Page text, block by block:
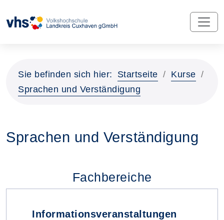
Sie befinden sich hier: Startseite
Kurse
Sprachen und Verständigung
Sprachen und Verständigung
Fachbereiche
Informationsveranstaltungen